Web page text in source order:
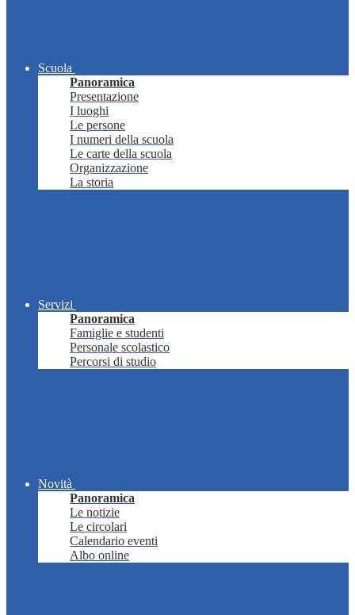
Scuola
Panoramica
Presentazione
I luoghi
Le persone
I numeri della scuola
Le carte della scuola
Organizzazione
La storia
Servizi
Panoramica
Famiglie e studenti
Personale scolastico
Percorsi di studio
Novità
Panoramica
Le notizie
Le circolari
Calendario eventi
Albo online